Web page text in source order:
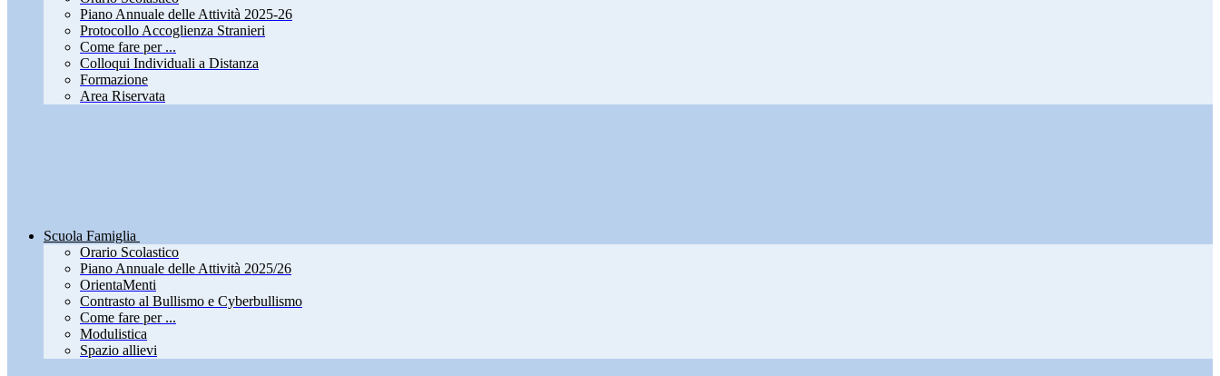
Piano Annuale delle Attività 2025-26
Protocollo Accoglienza Stranieri
Come fare per ...
Colloqui Individuali a Distanza
Formazione
Area Riservata
Scuola Famiglia
Orario Scolastico
Piano Annuale delle Attività 2025/26
OrientaMenti
Contrasto al Bullismo e Cyberbullismo
Come fare per ...
Modulistica
Spazio allievi